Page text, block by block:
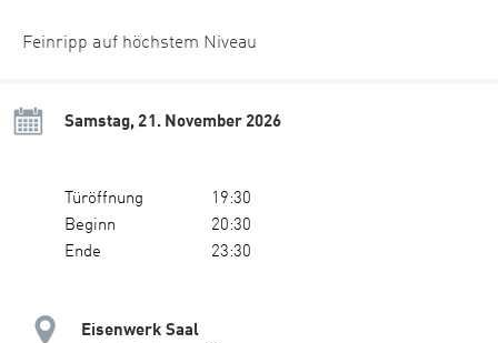
Feinripp auf höchstem Niveau
Samstag, 21. November 2026
Türöffnung
19:30
Beginn
20:30
Ende
23:30
Eisenwerk Saal